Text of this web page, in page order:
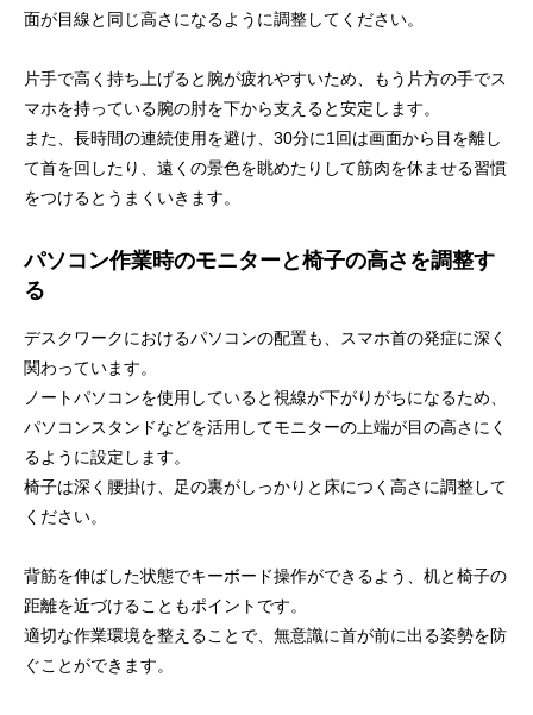
面が目線と同じ高さになるように調整してください。
片手で高く持ち上げると腕が疲れやすいため、もう片方の手でス
マホを持っている腕の肘を下から支えると安定します。
また、長時間の連続使用を避け、30分に1回は画面から目を離し
て首を回したり、遠くの景色を眺めたりして筋肉を休ませる習慣
をつけるとうまくいきます。
パソコン作業時のモニターと椅子の高さを調整す
る
デスクワークにおけるパソコンの配置も、スマホ首の発症に深く
関わっています。
ノートパソコンを使用していると視線が下がりがちになるため、
パソコンスタンドなどを活用してモニターの上端が目の高さにく
るように設定します。
椅子は深く腰掛け、足の裏がしっかりと床につく高さに調整して
ください。
背筋を伸ばした状態でキーボード操作ができるよう、机と椅子の
距離を近づけることもポイントです。
適切な作業環境を整えることで、無意識に首が前に出る姿勢を防
ぐことができます。